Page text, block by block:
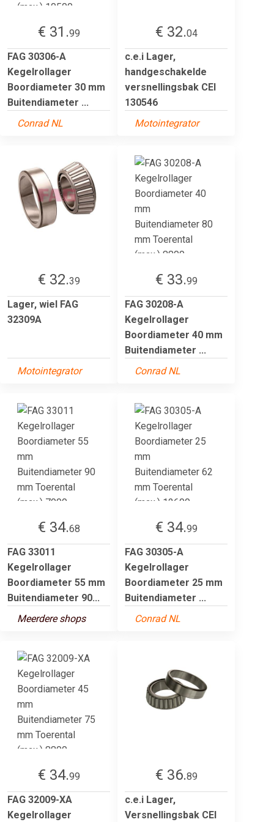
€ 31.99
FAG 30306-A
Kegelrollager
Boordiameter 30 mm
Buitendiameter ...
Conrad NL
€ 32.04
c.e.i Lager,
handgeschakelde
versnellingsbak CEI
130546
Motointegrator
€ 32.39
Lager, wiel FAG
32309A
Motointegrator
€ 33.99
FAG 30208-A
Kegelrollager
Boordiameter 40 mm
Buitendiameter ...
Conrad NL
€ 34.68
FAG 33011
Kegelrollager
Boordiameter 55 mm
Buitendiameter 90...
Meerdere shops
€ 34.99
FAG 30305-A
Kegelrollager
Boordiameter 25 mm
Buitendiameter ...
Conrad NL
€ 34.99
FAG 32009-XA
Kegelrollager
€ 36.89
c.e.i Lager,
Versnellingsbak CEI